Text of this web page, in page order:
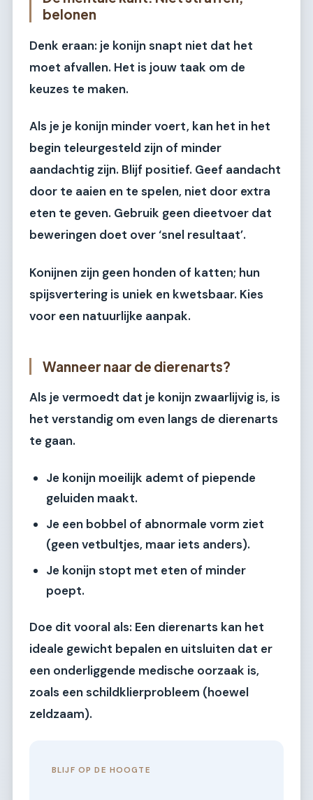
belonen
Denk eraan: je konijn snapt niet dat het
moet afvallen. Het is jouw taak om de
keuzes te maken.
Als je je konijn minder voert, kan het in het
begin teleurgesteld zijn of minder
aandachtig zijn. Blijf positief. Geef aandacht
door te aaien en te spelen, niet door extra
eten te geven. Gebruik geen dieetvoer dat
beweringen doet over ‘snel resultaat’.
Konijnen zijn geen honden of katten; hun
spijsvertering is uniek en kwetsbaar. Kies
voor een natuurlijke aanpak.
Wanneer naar de dierenarts?
Als je vermoedt dat je konijn zwaarlijvig is, is
het verstandig om even langs de dierenarts
te gaan.
Je konijn moeilijk ademt of piepende
geluiden maakt.
Je een bobbel of abnormale vorm ziet
(geen vetbultjes, maar iets anders).
Je konijn stopt met eten of minder
poept.
Doe dit vooral als: Een dierenarts kan het
ideale gewicht bepalen en uitsluiten dat er
een onderliggende medische oorzaak is,
zoals een schildklierprobleem (hoewel
zeldzaam).
BLIJF OP DE HOOGTE